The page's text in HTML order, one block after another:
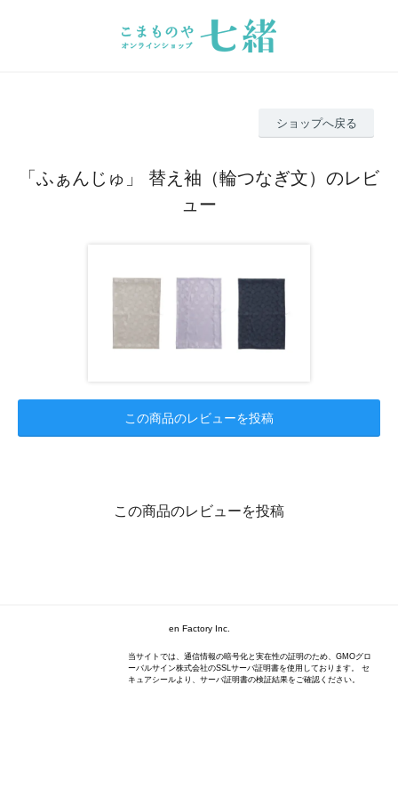
ショップへ戻る
「ふぁんじゅ」 替え袖（輪つなぎ文）のレビ
ュー
この商品のレビューを投稿
この商品のレビューを投稿
en Factory Inc.
当サイトでは、通信情報の暗号化と実在性の証明のため、GMOグロ
ーバルサイン株式会社のSSLサーバ証明書を使用しております。 セ
キュアシールより、サーバ証明書の検証結果をご確認ください。